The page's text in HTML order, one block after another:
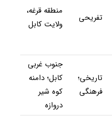
تفریحی
منطقه قرغه،
ولایت کابل
تاریخی؛
فرهنگی
جنوب غربی
کابل؛ دامنه
کوه شیر
دروازه